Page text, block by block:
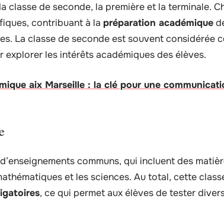
classe de seconde, la première et la terminale.
contribuant à la préparation académique
La classe de seconde est souvent considérée
les intérêts académiques des élèves.
aix Marseille : la clé pour une
communs, qui incluent des
et les sciences. Au total, cette
, ce qui permet aux élèves de tester